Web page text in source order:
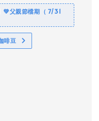
💚父親節檔期（ 7/31
啡豆